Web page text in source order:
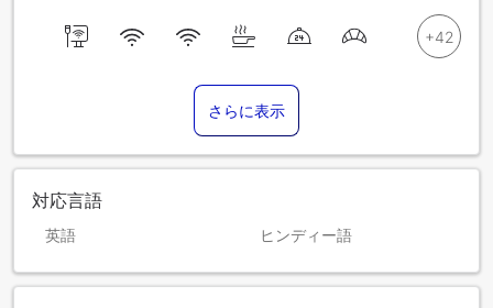
さらに表示
対応言語
英語 ヒンディー語